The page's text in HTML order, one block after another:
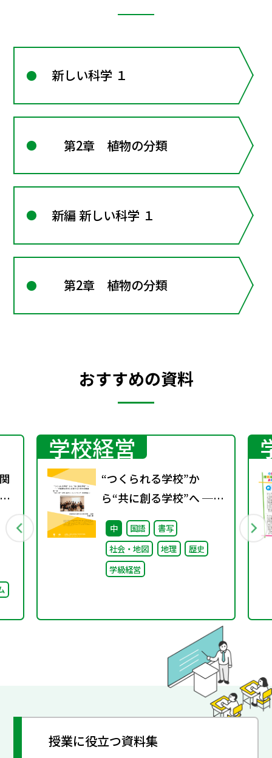
新しい科学 １
第2章 植物の分類
新編 新しい科学 １
第2章 植物の分類
おすすめの資料
学校経営
“つくられる学校”か
ら“共に創る学校”へ ──
不確実な時代に応答する
小津中の実践 第一回 “当
たり前”を問い直すルー
ルメイキング（校則見直
中 国語
書写
社会・地図
地理
歴史
学級経営
授業に役立つ資料集